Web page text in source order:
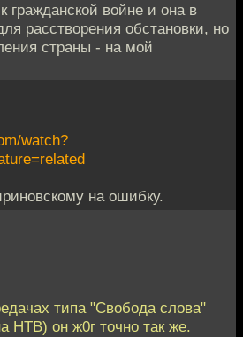
гражданской войне и она в
расстворения обстановки, но
страны - на мой
watch?
на ошибку.
типа "Свобода слова"
НТВ) он ж0г точно так же.